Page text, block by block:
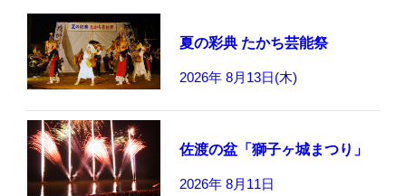
夏の彩典 たかち芸能祭
2026年 8月13日(木)
佐渡の盆「獅子ヶ城まつり」
2026年 8月11日